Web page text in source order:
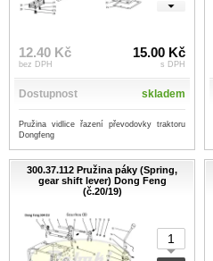
12.40 Kč
bez DPH
15.00 Kč
s DPH
Dostupnost skladem
Pružina vidlice řazení převodovky traktoru
Dongfeng
300.37.112 Pružina páky (Spring,
gear shift lever) Dong Feng
(č.20/19)